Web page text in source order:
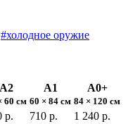
#холодное оружие
А2
60 см
А1
60 × 84 см
А0+
84 × 120 см
р. 710 р.
1 240 р.